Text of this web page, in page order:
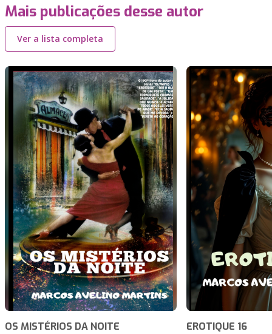
Mais publicações desse autor
Ver a lista completa
OS MISTÉRIOS DA NOITE EROTIQUE 16